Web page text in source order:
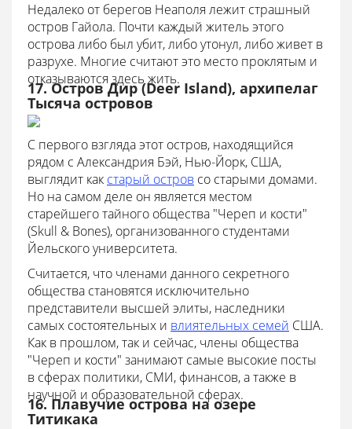
Недалеко от берегов Неаполя лежит страшный
остров Гайола. Почти каждый житель этого
острова либо был убит, либо утонул, либо живет в
разрухе. Многие считают это место проклятым и
отказываются здесь жить.
17. Остров Дир (Deer Island), архипелаг
Тысяча островов
С первого взгляда этот остров, находящийся
рядом с Александрия Бэй, Нью-Йорк, США,
выглядит как старый остров со старыми домами.
Но на самом деле он является местом
старейшего тайного общества "Череп и кости"
(Skull & Bones), организованного студентами
Йельского университета.
Считается, что членами данного секретного
общества становятся исключительно
представители высшей элиты, наследники
самых состоятельных и влиятельных семей США.
Как в прошлом, так и сейчас, члены общества
"Череп и кости" занимают самые высокие посты
в сферах политики, СМИ, финансов, а также в
научной и образовательной сферах.
16. Плавучие острова на озере
Титикака